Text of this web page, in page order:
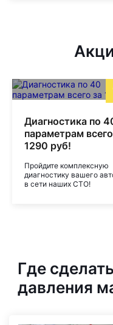
Диагностика по
параметрам
1290 руб!
Пройдите комплексную
диагностику вашего
в сети наших СТО!
Где
давления